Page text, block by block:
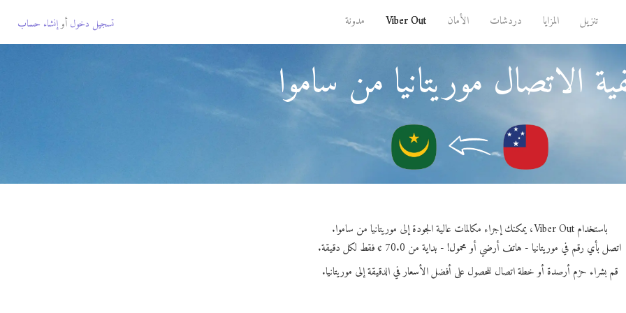
تنزيل المزايا دردشات الأمان Viber Out مدونة تسجيل دخول أوإنشاء حساب
الاتصال موريتانيا من ساموا
باستخدام Viber Out، يمكنك إجراء مكالمات عالية الجودة إلى موريتانيا من ساموا.
اتصل بأي رقم في موريتانيا - هاتف أرضي أو محمول! - بداية من 70.0 ¢ فقط لكل دقيقة.
قم بشراء حزم أرصدة أو خطة اتصال للحصول على أفضل الأسعار في الدقيقة إلى موريتانيا.